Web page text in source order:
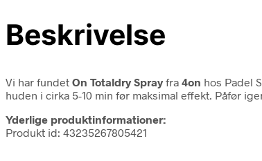
Beskrivelse
Vi har fundet On Totaldry Sprayfra 4on hos Padel
huden i cirka 5-10 min før maksimal effekt. Påfør
Yderlige produktinformationer:
Produkt id: 43235267805421